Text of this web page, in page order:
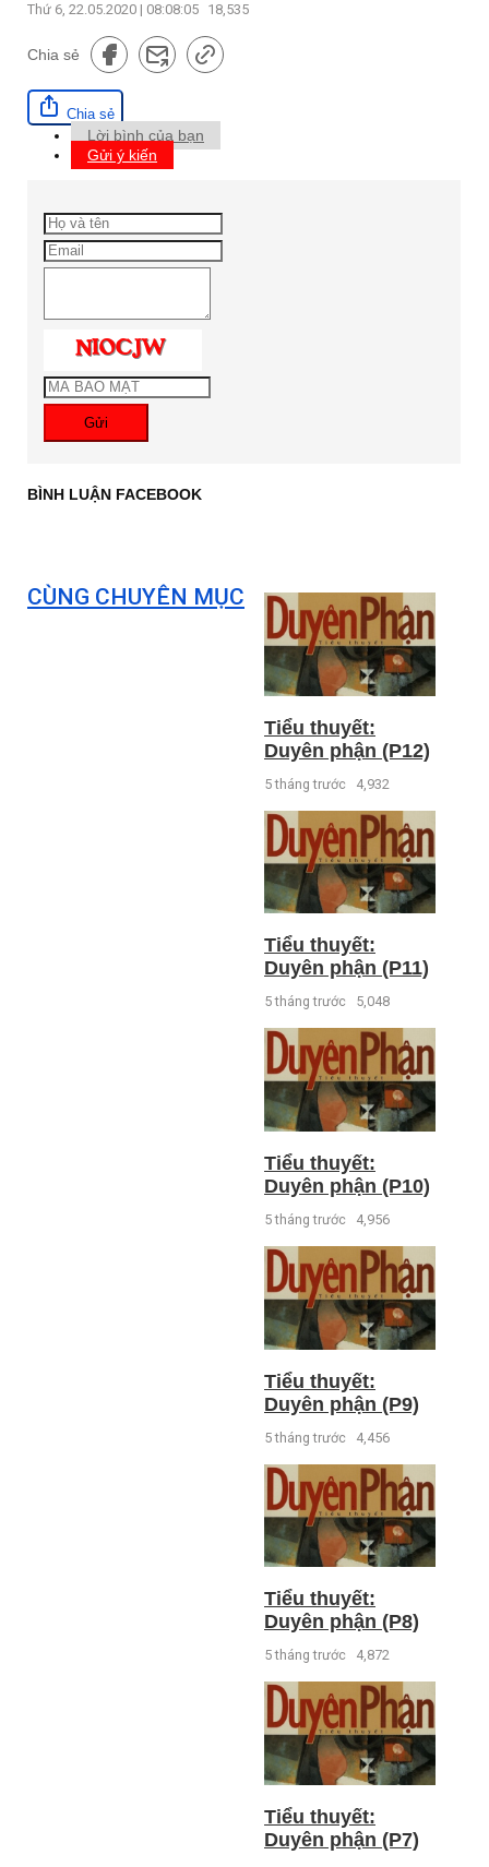
Thứ 6, 22.05.2020 | 08:08:05 18,535
Chia sẻ
Chia sẻ
Lời bình của bạn
Gửi ý kiến
Gửi
BÌNH LUẬN FACEBOOK
CÙNG CHUYÊN MỤC
Tiểu thuyết:
Duyên phận (P12)
5 tháng trước 4,932
Tiểu thuyết:
Duyên phận (P11)
5 tháng trước 5,048
Tiểu thuyết:
Duyên phận (P10)
5 tháng trước 4,956
Tiểu thuyết:
Duyên phận (P9)
5 tháng trước 4,456
Tiểu thuyết:
Duyên phận (P8)
5 tháng trước 4,872
Tiểu thuyết:
Duyên phận (P7)